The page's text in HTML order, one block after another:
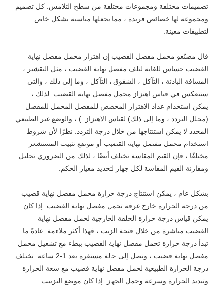
تصميمات مختلفة ومجموعات مختلفة من سطح التلامس. كل تصميم
ومجموعة لها خصائص فريدة ، مما يجعلها مناسبة بشكل خاص
لتطبيقات معينة.
قال مصنّعو محمل مفصل القضيب إن اهتزاز محمل مفصل نهاية
القضيب حساس للغاية لتلف مفصل نهاية القضيب ، مثل التقشير ،
المسافة البادئة ، التآكل ، الشقوق ، التآكل ، وما إلى ذلك ، والتي
ستنعكس في قياس اهتزاز محمل مفصل نهاية القضيب. لذلك ،
يمكن استخدام عداد الاهتزاز المخصص للمفصل المحمل للمفصل
(محلل التردد ، وما إلى ذلك) لقياس الاهتزاز. ) ، والوضع غير الطبيعي
المحدد لا يمكن استنتاجها من خلال درجة التردد. نظرًا لأن شروط
استخدام محمل مفصل نهاية القضيب أو موضع تثبيت المستشعر
مختلفًا ، فإن القيم المقاسة تختلف أيضًا ، لذلك من الضروري تحليل
ومقارنة القيم المقاسة لكل جهاز لتحديد معيار الحكم.
بشكل عام ، يمكن استنتاج درجة حرارة محمل مفصل نهاية قضيب
من درجة الحرارة خارج غرفة تحمل مفصل نهاية القضيب. إذا كان
يمكن قياس درجة حرارة الحلقة الخارجية لحمل مفصل نهاية
القضيب مباشرة من خلال فتحة الزيت ، فهذا أكثر ملاءمة. عادةً ما
تبدأ درجة حرارة تحمل مفصل نهاية القضيب ببطء مع تشغيل محمل
مفصل نهاية قضيب ، وتصل إلى حالة مستقرة بعد 1-2 ساعة. تختلف
درجة الحرارة الطبيعية لحمل مفصل نهاية قضيب مع سعة الحرارة
وتبديد الحرارة وسرعة وحمل الجهاز. إذا كان موضع التزييت